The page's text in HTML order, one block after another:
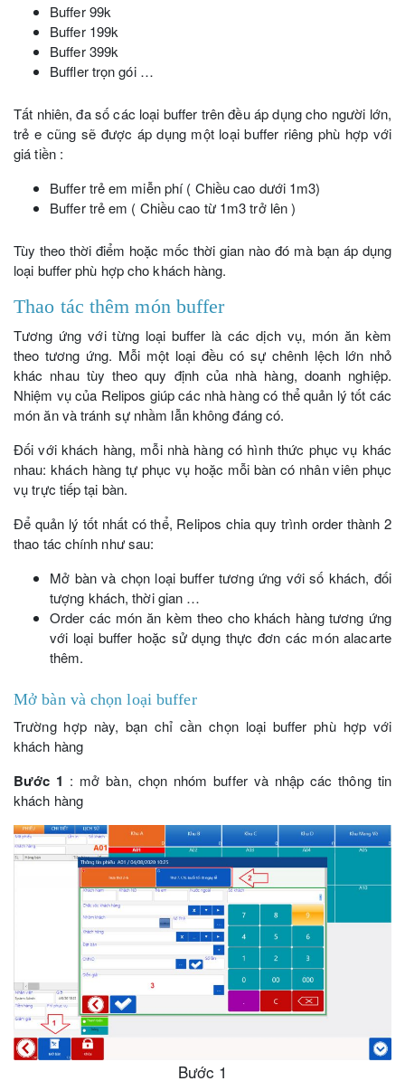
Buffer 99k
Buffer 199k
Buffer 399k
Buffler trọn gói …
Tất nhiên, đa số các loại buffer trên đều áp dụng cho người lớn,
trẻ e cũng sẽ được áp dụng một loại buffer riêng phù hợp với
giá tiền :
Buffer trẻ em miễn phí ( Chiều cao dưới 1m3)
Buffer trẻ em ( Chiều cao từ 1m3 trở lên )
Tùy theo thời điểm hoặc mốc thời gian nào đó mà bạn áp dụng
loại buffer phù hợp cho khách hàng.
Thao tác thêm món buffer
Tương ứng với từng loại buffer là các dịch vụ, món ăn kèm
theo tương ứng. Mỗi một loại đều có sự chênh lệch lớn nhỏ
khác nhau tùy theo quy định của nhà hàng, doanh nghiệp.
Nhiệm vụ của Relipos giúp các nhà hàng có thể quản lý tốt các
món ăn và tránh sự nhầm lẫn không đáng có.
Đối với khách hàng, mỗi nhà hàng có hình thức phục vụ khác
nhau: khách hàng tự phục vụ hoặc mỗi bàn có nhân viên phục
vụ trực tiếp tại bàn.
Để quản lý tốt nhất có thể, Relipos chia quy trình order thành 2
thao tác chính như sau:
Mở bàn và chọn loại buffer tương ứng với số khách, đối
tượng khách, thời gian …
Order các món ăn kèm theo cho khách hàng tương ứng
với loại buffer hoặc sử dụng thực đơn các món alacarte
thêm.
Mở bàn và chọn loại buffer
Trường hợp này, bạn chỉ cần chọn loại buffer phù hợp với
khách hàng
Bước 1 : mở bàn, chọn nhóm buffer và nhập các thông tin
khách hàng
Bước 1